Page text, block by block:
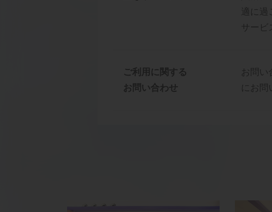
適に
サービ
ご利用に関する
お問い合わせ
お問い
にお問